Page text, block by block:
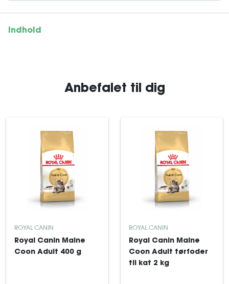
Indhold
Anbefalet til dig
ROYAL CANIN
Royal Canin Maine
Coon Adult 400 g
ROYAL CANIN
Royal Canin Maine
Coon Adult tørfoder
til kat 2 kg